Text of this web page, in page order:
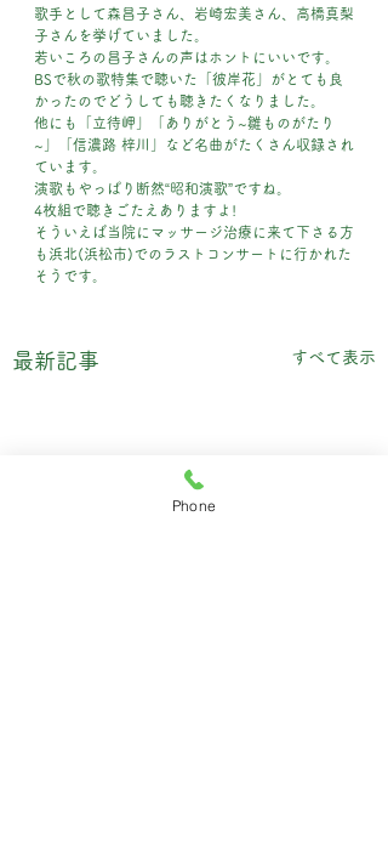
歌手として森昌子さん、岩崎宏美さん、高橋真梨
子さんを挙げていました。
若いころの昌子さんの声はホントにいいです。
BSで秋の歌特集で聴いた「彼岸花」がとても良
かったのでどうしても聴きたくなりました。
他にも「立待岬」「ありがとう~雛ものがたり
~」「信濃路 梓川」など名曲がたくさん収録され
ています。
演歌もやっぱり断然“昭和演歌”ですね。
4枚組で聴きごたえありますよ!
そういえば当院にマッサージ治療に来て下さる方
も浜北(浜松市)でのラストコンサートに行かれた
そうです。
最新記事 すべて表示
Phone